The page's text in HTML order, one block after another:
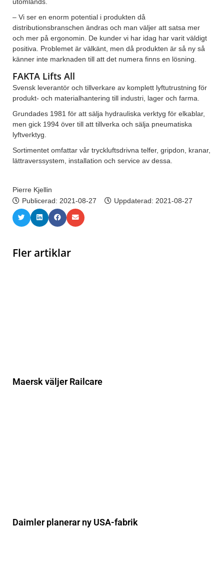
– Vi ser en enorm potential i produkten då
distributionsbranschen ändras och man väljer att satsa mer
och mer på ergonomin. De kunder vi har idag har varit väldigt
positiva. Problemet är välkänt, men då produkten är så ny så
känner inte marknaden till att det numera finns en lösning.
FAKTA Lifts All
Svensk leverantör och tillverkare av komplett lyftutrustning för
produkt- och materialhantering till industri, lager och farma.
Grundades 1981 för att sälja hydrauliska verktyg för elkablar,
men gick 1994 över till att tillverka och sälja pneumatiska
lyftverktyg.
Sortimentet omfattar vår tryckluftsdrivna telfer, gripdon, kranar,
lättraverssystem, installation och service av dessa.
Pierre Kjellin
Publicerad: 2021-08-27 Uppdaterad: 2021-08-27
Fler artiklar
Maersk väljer Railcare
Daimler planerar ny USA-fabrik